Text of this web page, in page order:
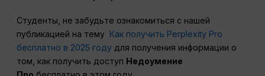
Студенты, не забудьте ознакомиться с нашей
публикацией на тему Как получить Perplexity Pro
бесплатно в 2025 году для получения информации о
том, как получить доступ Недоумение